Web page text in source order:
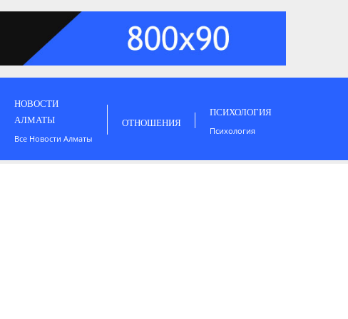
НОВОСТИ
АЛМАТЫ
Все Новости Алматы
ОТНОШЕНИЯ
ПСИХОЛОГИЯ
Психология